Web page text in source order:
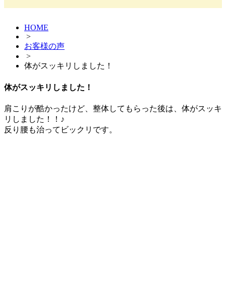
HOME
>
お客様の声
>
体がスッキリしました！
体がスッキリしました！
肩こりが酷かったけど、整体してもらった後は、体がスッキ
リしました！！♪
反り腰も治ってビックリです。